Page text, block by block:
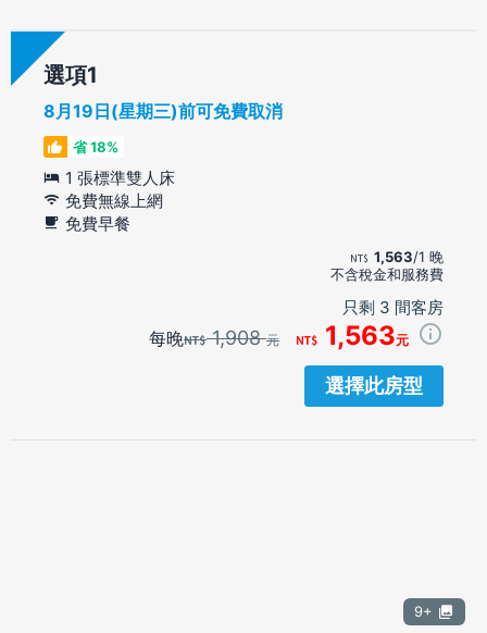
選項
8月19日(星期三)前可免費取消
省 18%
1 張標準雙人床
免費無線上網
免費早餐
1,563/1 晚
不含稅金和服務費
只剩 3 間客房
每晚 1,908元 1,563元
選擇此房型
9+